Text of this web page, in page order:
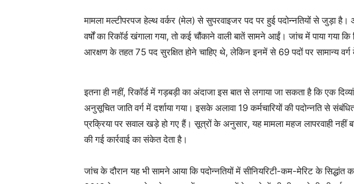
मामला मल्टीपरपज हेल्थ वर्कर (मेल) से सुपरवाइजर पद पर हुई पदोन्नतियों से जुड़ा
वर्षों का रिकॉर्ड खंगाला गया, तो कई चौंकाने वाली बातें सामने आईं। जांच में पाया गया
आरक्षण के तहत 75 पद सुरक्षित होने चाहिए थे, लेकिन इनमें से 69 पदों पर सामान्य वर्ग
इतना ही नहीं, रिकॉर्ड में गड़बड़ी का अंदाजा इस बात से लगाया जा सकता है कि एक
अनुसूचित जाति वर्ग में दर्शाया गया। इसके अलावा 19 कर्मचारियों की पदोन्नति से
प्रक्रिया पर सवाल खड़े हो गए हैं। सूत्रों के अनुसार, यह मामला महज लापरवाही नहीं
की गई कार्रवाई का संकेत देता है।
जांच के दौरान यह भी सामने आया कि पदोन्नतियों में सीनियरिटी-कम-मेरिट के